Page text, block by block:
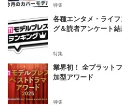
特集
各種エンタメ・ライ
グ＆読者アンケート
特集
業界初！ 全プラット
加型アワード
特集